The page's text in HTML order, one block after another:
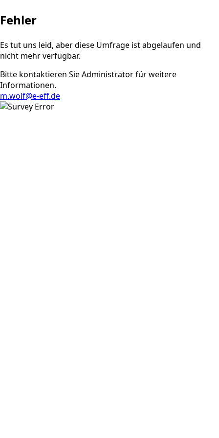
Fehler
Es tut uns leid, aber diese Umfrage ist abgelaufen und
nicht mehr verfügbar.
Bitte kontaktieren Sie Administrator für weitere
Informationen.
m.wolf@e-eff.de